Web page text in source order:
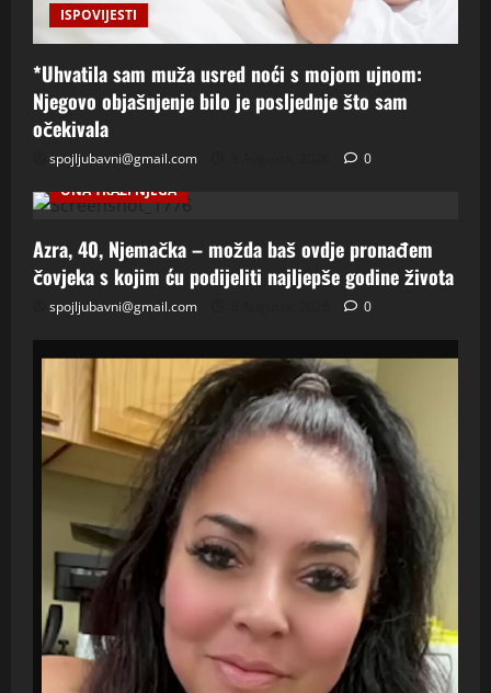
ISPOVIJESTI
*Uhvatila sam muža usred noći s mojom ujnom:
Njegovo objašnjenje bilo je posljednje što sam
očekivala
spojljubavni@gmail.com
0
ONA TRAZI NJEGA
Azra, 40, Njemačka – možda baš ovdje pronađem
čovjeka s kojim ću podijeliti najljepše godine života
spojljubavni@gmail.com 0